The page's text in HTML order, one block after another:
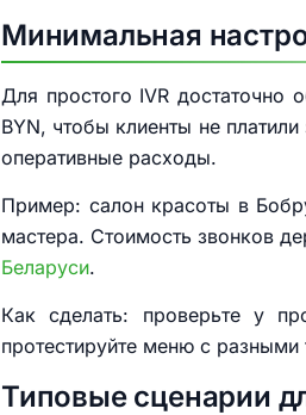
Минимальная
Для простого IVR достаточно
BYN, чтобы клиенты не
оперативные расходы.
Пример: салон красоты в
мастера. Стоимость звонков
Беларуси.
Как сделать: проверьте у
протестируйте меню с
Типовые сценарии